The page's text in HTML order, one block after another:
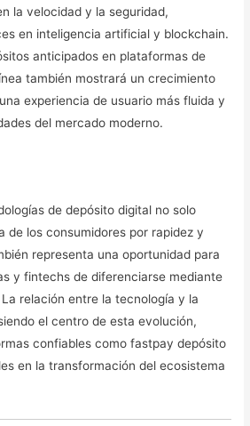
la velocidad y la seguridad,
en inteligencia artificial y blockchain.
anticipados en plataformas de
también mostrará un crecimiento
experiencia de usuario más fluida y
del mercado moderno.
de depósito digital no solo
de los consumidores por rapidez y
representa una oportunidad para
y fintechs de diferenciarse mediante
relación entre la tecnología y la
el centro de esta evolución,
confiables como fastpay depósito
en la transformación del ecosistema